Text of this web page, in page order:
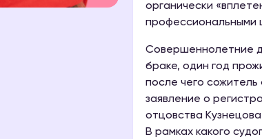
органически
профессиональными
Совершеннолетние
браке, один год
после чего
заявление о
отцовства
В рамках какого